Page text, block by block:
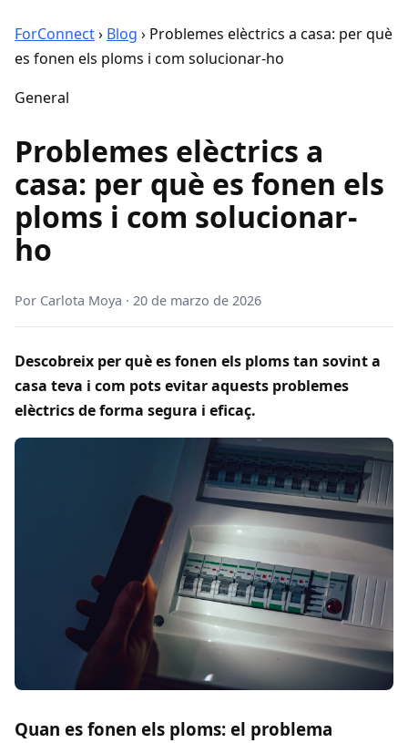
ForConnect› Blog › Problemes elèctrics a casa: per què
es fonen els ploms i com solucionar-ho
General
Problemes elèctrics a
casa: per què es fonen els
ploms i com solucionar-
ho
Por Carlota Moya · 20 de marzo de 2026
Descobreix per què es fonen els ploms tan sovint a
casa teva i com pots evitar aquests problemes
elèctrics de forma segura i eficaç.
Quan es fonen els ploms: el problema